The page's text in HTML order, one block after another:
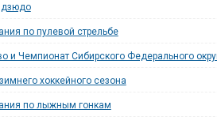
дзюдо
по пулевой стрельбе
и Чемпионат Сибирского Федерального
хоккейного сезона
по лыжным гонкам